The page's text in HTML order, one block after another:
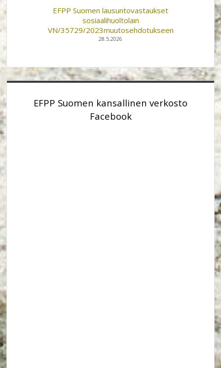
EFPP Suomen lausuntovastaukset
sosiaalihuoltolain
VN/35729/2023muutosehdotukseen
28.5.2026
EFPP Suomen kansallinen verkosto
Facebook